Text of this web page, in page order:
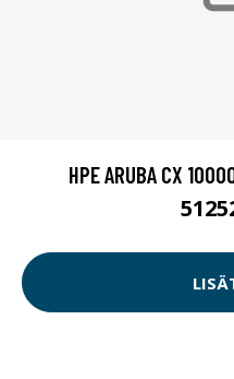
HPE ARUBA CX